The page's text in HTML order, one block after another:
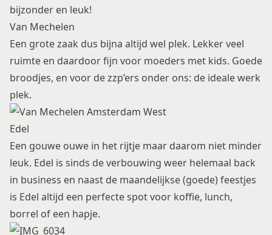
bijzonder en leuk!
Van Mechelen
Een grote zaak dus bijna altijd wel plek. Lekker veel
ruimte en daardoor fijn voor moeders met kids. Goede
broodjes, en voor de zzp’ers onder ons: de ideale werk
plek.
Edel
Een gouwe ouwe in het rijtje maar daarom niet minder
leuk. Edel is sinds de verbouwing weer helemaal back
in business en naast de maandelijkse (goede) feestjes
is Edel altijd een perfecte spot voor koffie, lunch,
borrel of een hapje.